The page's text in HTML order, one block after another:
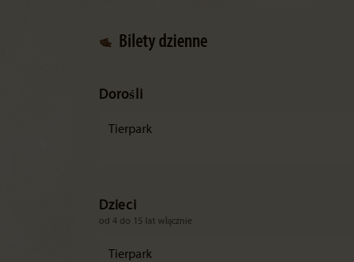
Bilety dzienne
Dorośli
Tierpark
Dzieci
od 4 do 15 lat włącznie
Tierpark